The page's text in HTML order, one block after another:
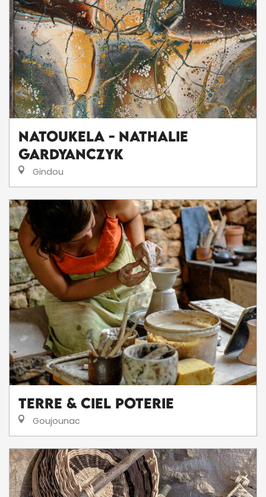
Natoukela - Nathalie
Gardyanczyk
Gindou
Terre & Ciel Poterie
Goujounac